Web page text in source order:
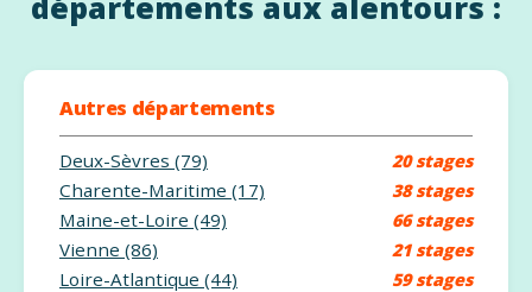
Autres départements
Deux-Sèvres (79) 20 stages
Charente-Maritime (17) 38 stages
Maine-et-Loire (49) 66 stages
Vienne (86) 21 stages
Loire-Atlantique (44) 59 stages